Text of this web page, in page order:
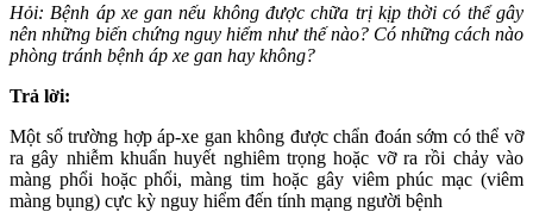
Hỏi: Bệnh áp xe gan nếu không được chữa trị kịp thời có thể gây
nên những biến chứng nguy hiểm như thế nào? Có những cách nào
phòng tránh bệnh áp xe gan hay không?
Trả lời:
Một số trường hợp áp-xe gan không được chẩn đoán sớm có thể vỡ
ra gây nhiễm khuẩn huyết nghiêm trọng hoặc vỡ ra rồi chảy vào
màng phổi hoặc phổi, màng tim hoặc gây viêm phúc mạc (viêm
màng bụng) cực kỳ nguy hiểm đến tính mạng người bệnh